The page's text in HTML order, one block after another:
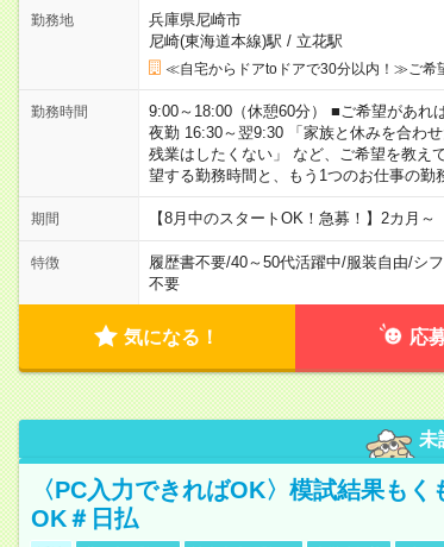
勤務地
兵庫県尼崎市
尼崎(東海道本線)駅 / 立花駅
≪自宅からドアtoドアで30分以内！≫ご希
勤務時間
9:00～18:00（休憩60分） ■ご希望があれ
夜勤 16:30～翌9:30 「家族と休みを合わ
残業はしたくない」 など、ご希望を教
望する勤務時間と、もう1つのお仕事の勤
期間 【8月中のスタートOK！急募！】2カ月
特徴 履歴書不要/40～50代活躍中/服装自由/シ
不要
気になる！ 応
未
〈PC入力できればOK〉模試結果も
OK＃日払